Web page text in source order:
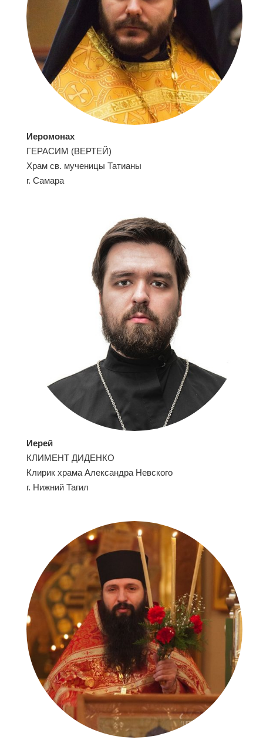
Иеромонах
ГЕРАСИМ (ВЕРТЕЙ)
Храм св. мученицы Татианы
г. Самара
Иерей
КЛИМЕНТ ДИДЕНКО
Клирик храма Александра Невского
г. Нижний Тагил